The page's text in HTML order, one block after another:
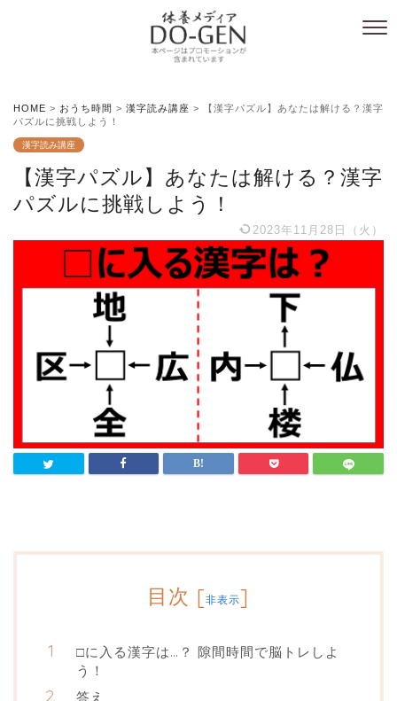
HOME > おうち時間 > 漢字読み講座 >
【漢字パズル】あなたは解ける？漢字
パズルに挑戦しよう！
漢字読み講座
【漢字パズル】あなたは解ける？漢字
パズルに挑戦しよう！
2023年11月28日（火）
目次 [非表示]
□に入る漢字は…？ 隙間時間で脳トレしよ
う！
答え